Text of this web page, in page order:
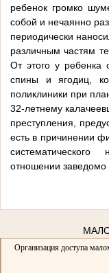
ребенок громко
собой и нечаянно
периодически
различным частям
От этого у ребенка
спины и ягодиц,
поликлиники при
32-летнему
преступления,
есть в причинении
отношении заведомо
Организация доступа